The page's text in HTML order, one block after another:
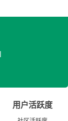
用户活跃度